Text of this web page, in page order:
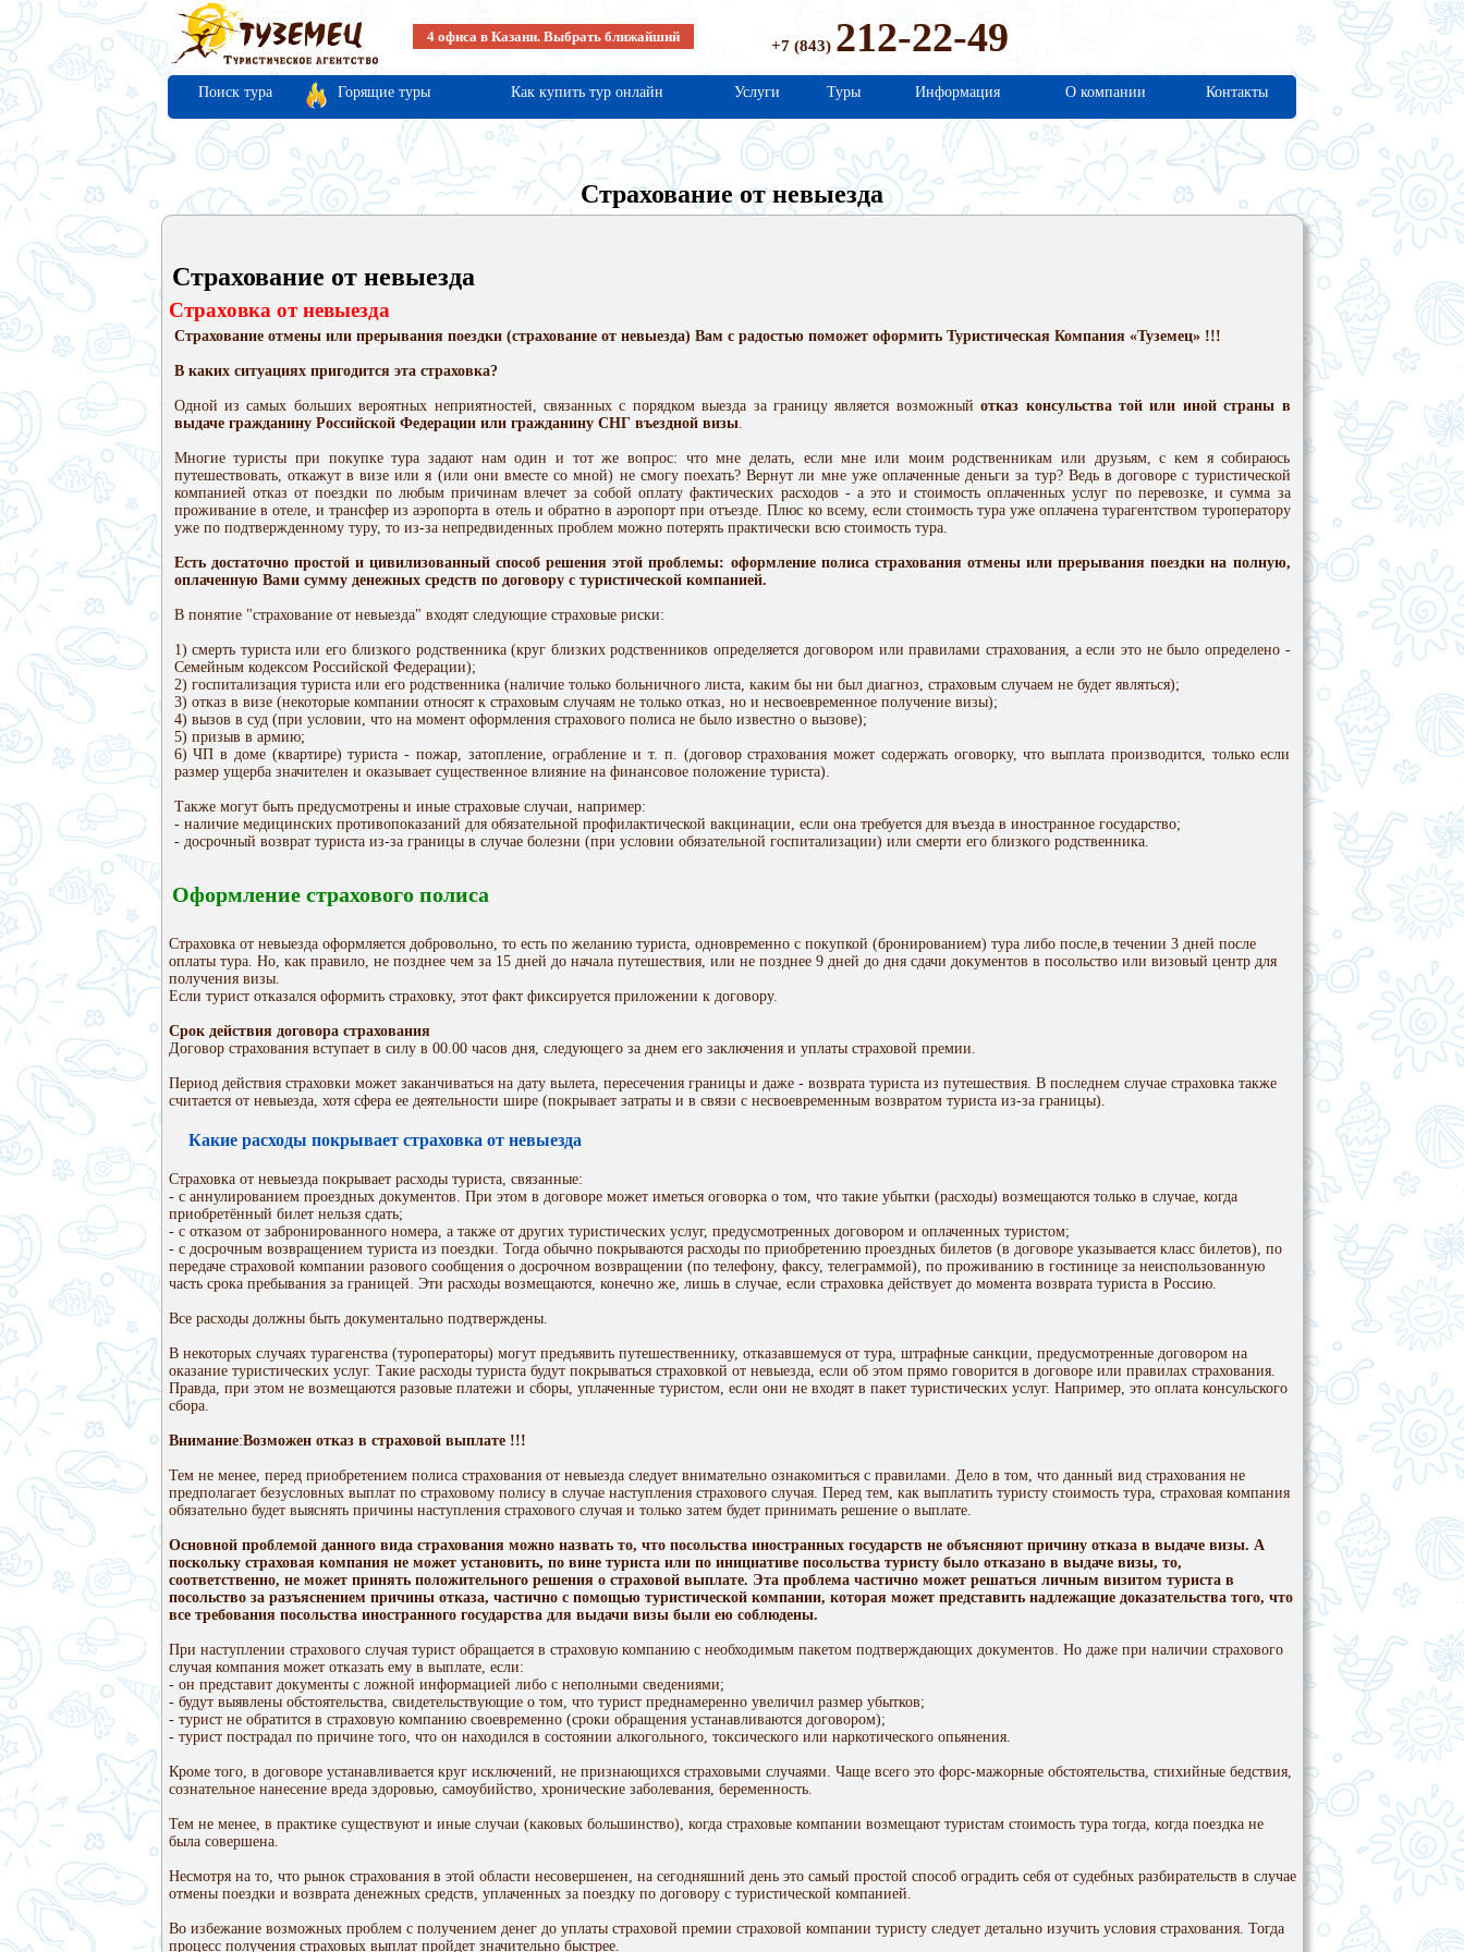
4 офиса в Казани. Выбрать ближайший
+7 (843) 212-22-49
Поиск тура Горящие туры Как купить тур онлайн Услуги Туры Информация О компании Контакты
Страхование от невыезда
Страхование от невыезда
Страховка от невыезда
Страхование отмены или прерывания поездки (страхование от невыезда) Вам с радостью поможет оформить Туристическая Компания «Туземец» !!!
В каких ситуациях пригодится эта страховка?
Одной из самых больших вероятных неприятностей, связанных с порядком выезда за границу является возможный отказ консульства той или иной стра­ны в
выдаче гражданину Российской Федерации или гражданину СНГ въездной визы.
Многие туристы при покупке тура задают­ нам один и тот же вопрос: что мне делать, если мне или моим родственникам или друзьям, с кем я собираюсь
путешествовать, откажут в визе или я (или они вместе со мной) не смогу поехать? Вернут ли мне уже оплаченные деньги зa тур? Ведь в договоре с туристической
компанией отказ от поездки по любым причинам влечет за собой оплату фак­тических расходов - а это и стоимость оплаченных услуг по перевозке, и сумма за
проживание в отеле, и трансфер из аэропорта в отель и обратно в аэропорт при отъезде. Плюс ко всему, если стоимость тура уже оплачена турагентством туроператору
уже по подтвержденному туру, то из-за непредвиденных проблем можно потерять практически всю стоимость тура.
Есть достаточно простой и цивилизованный способ решения этой проблемы: оформление полиса страхования отмены или прерывания поездки на полную,
оплаченную Вами сумму денежных средств по договору с туристической компанией.
В понятие "страхование от невыезда" входят следующие страховые риски:
1) смерть туриста или его близкого родственника (круг близких родственников определяется договором или правилами страхования, а если это не было определено -
Семейным кодексом Российской Федерации);
2) госпитализация туриста или его родственника (наличие только больничного листа, каким бы ни был диагноз, страховым случаем не будет являться);
3) отказ в визе (некоторые компании относят к страховым случаям не только отказ, но и несвоевременное получение визы);
4) вызов в суд (при условии, что на момент оформления страхового полиса не было известно о вызове);
5) призыв в армию;
6) ЧП в доме (квартире) туриста - пожар, затопление, ограбление и т. п. (договор страхования может содержать оговорку, что выплата производится, только если
размер ущерба значителен и оказывает существенное влияние на финансовое положение туриста).
Также могут быть предусмотрены и иные страховые случаи, например:
- наличие медицинских противопоказаний для обязательной профилактической вакцинации, если она требуется для въезда в иностранное государство;
- досрочный возврат туриста из-за границы в случае болезни (при условии обязательной госпитализации) или смерти его близкого родственника.
Оформление страхового полиса
Страховка от невыезда оформляется добровольно, то есть по желанию туриста, одновременно с покупкой (бронированием) тура либо после,в течении 3 дней после
оплаты тура. Но, как правило, не позднее чем за 15 дней до начала путешествия, или не позднее 9 дней до дня сдачи документов в посольство или визовый центр для
получения визы.
Если турист отказался оформить страховку, этот факт фиксируется приложении к договору.
Срок действия договора страхования
Договор страхования вступает в силу в 00.00 часов дня, следующего за днем его заключения и уплаты страховой премии.
Период действия страховки может заканчиваться на дату вылета, пересечения границы и даже - возврата туриста из путешествия. В последнем случае страховка также
считается от невыезда, хотя сфера ее деятельности шире (покрывает затраты и в связи с несвоевременным возвратом туриста из-за границы).
Какие расходы покрывает страховка от невыезда
Страховка от невыезда покрывает расходы туриста, связанные:
- с аннулированием проездных документов. При этом в договоре может иметься оговорка о том, что такие убытки (расходы) возмещаются только в случае, когда
приобретённый билет нельзя сдать;
- с отказом от забронированного номера, а также от других туристических услуг, предусмотренных договором и оплаченных туристом;
- с досрочным возвращением туриста из поездки. Тогда обычно покрываются расходы по приобретению проездных билетов (в договоре указывается класс билетов), по
передаче страховой компании разового сообщения о досрочном возвращении (по телефону, факсу, телеграммой), по проживанию в гостинице за неиспользованную
часть срока пребывания за границей. Эти расходы возмещаются, конечно же, лишь в случае, если страховка действует до момента возврата туриста в Россию.
Все расходы должны быть документально подтверждены.
В некоторых случаях турагенства (туроператоры) могут предъявить путешественнику, отказавшемуся от тура, штрафные санкции, предусмотренные договором на
оказание туристических услуг. Такие расходы туриста будут покрываться страховкой от невыезда, если об этом прямо говорится в договоре или правилах страхования.
Правда, при этом не возмещаются разовые платежи и сборы, уплаченные туристом, если они не входят в пакет туристических услуг. Например, это оплата консульского
сбора.
Внимание:Возможен отказ в страховой выплате !!!
Тем не менее, перед приобретением полиса страхования от невыезда следует внимательно ознакомиться с правила­ми. Дело в том, что данный вид стра­хования не
предполагает безусловных выплат по страховому полису в случае наступления страхо­вого случая. Перед тем, как выплатить туристу сто­имость тура, страховая компания
обязательно будет выяснять причи­ны наступления страхового случая и только затем будет принимать решение о выплате.
Основной проблемой данного вида страхова­ния можно назвать то, что посольства иностран­ных государств не объясняют причину отказа в вы­даче визы. А
поскольку страховая компания не может установить, по вине туриста или по иници­ативе посольства туристу было отказано в выдаче визы, то,
соответственно, не может принять поло­жительного решения о страховой выплате. Эта проблема частично может решаться личным визи­том туриста в
посольство за разъяснением причи­ны отказа, частично с помощью туристической компании, кото­рая может представить надлежащие доказатель­ства того, что
все требования посольства иност­ранного государства для выдачи визы были ею со­блюдены.
При наступлении страхового случая турист обращается в страховую компанию с необходимым пакетом подтверждающих документов. Но даже при наличии страхового
случая компания может отказать ему в выплате, если:
- он представит документы с ложной информацией либо с неполными сведениями;
- будут выявлены обстоятельства, свидетельствующие о том, что турист преднамеренно увеличил размер убытков;
- турист не обратится в страховую компанию своевременно (сроки обращения устанавливаются договором);
- турист пострадал по причине того, что он находился в состоянии алкогольного, токсического или наркотического опьянения.
Кроме того, в договоре устанавливается круг исключений, не признающихся страховыми случаями. Чаще всего это форс-мажорные обстоятельства, стихийные бедствия,
сознательное нанесение вреда здоровью, самоубийство, хронические заболевания, беременность.
Тем не менее, в практике существуют и иные случаи (каковых большинство), когда страховые компании возмещают туристам стоимость тура то­гда, когда поездка не
была совершена.
Несмотря на то, что рынок страхования в этой области несовершенен, на сегодняшний день это самый простой способ оградить себя от судебных разбирательств в случае
отмены поездки и возврата денежных средств, уплаченных за поездку по договору с туристической компанией.
Во избежание возможных проблем с получением денег до уплаты страховой премии страховой компании туристу следует детально изучить условия страхования. Тогда
процесс получения страховых выплат пройдет значительно быстрее.